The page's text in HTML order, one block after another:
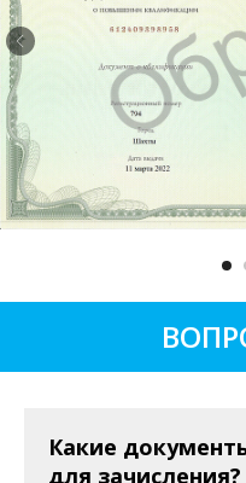
Какие
для зачисления?